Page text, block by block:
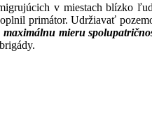
v miestach blízko
primátor. Udržiavať
mieru